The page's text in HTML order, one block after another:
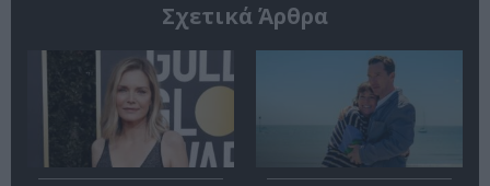
Σχετικά Άρθρα